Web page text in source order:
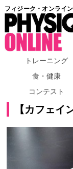
フィジーク・オンライン
トレーニング
食・健康
コンテスト
【カフェイ